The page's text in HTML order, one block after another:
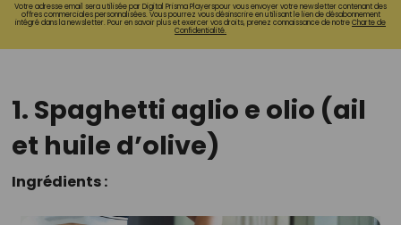
Votre adresse email sera utilisée par Digital Prisma Playerspour vous envoyer votre newsletter contenant des
offres commerciales personnalisées. Vous pourrez vous désinscrire en utilisant le lien de désabonnement
intégré dans la newsletter. Pour en savoir plus et exercer vos droits, prenez connaissance de notreCharte de
Confidentialité.
1. Spaghetti aglio e olio (ail
et huile d’olive)
Ingrédients :